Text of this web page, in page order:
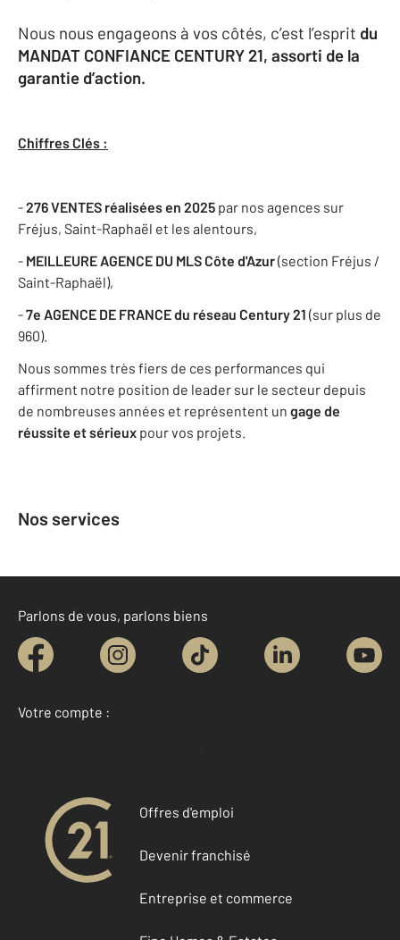
Nous nous engageons à vos côtés, c’est l’esprit du
MANDAT CONFIANCE CENTURY 21, assorti de la
garantie d’action.
Chiffres Clés :
-276 VENTES réalisées en 2025 par nos agences sur
Fréjus, Saint-Raphaël et les alentours,
- MEILLEURE AGENCE DU MLS Côte d'Azur(section Fréjus /
Saint-Raphaël),
-7e AGENCE DE FRANCEdu réseau Century 21 (sur plus de
960).
Nous sommes très fiers de ces performances qui
affirment notre position de leader sur le secteur depuis
de nombreuses années et représentent un gage de
réussite et sérieux pour vos projets.
Nos services
Parlons de vous, parlons biens
Votre compte :
Accéder à mon compte
Offres d'emploi
Devenir franchisé
Entreprise et commerce